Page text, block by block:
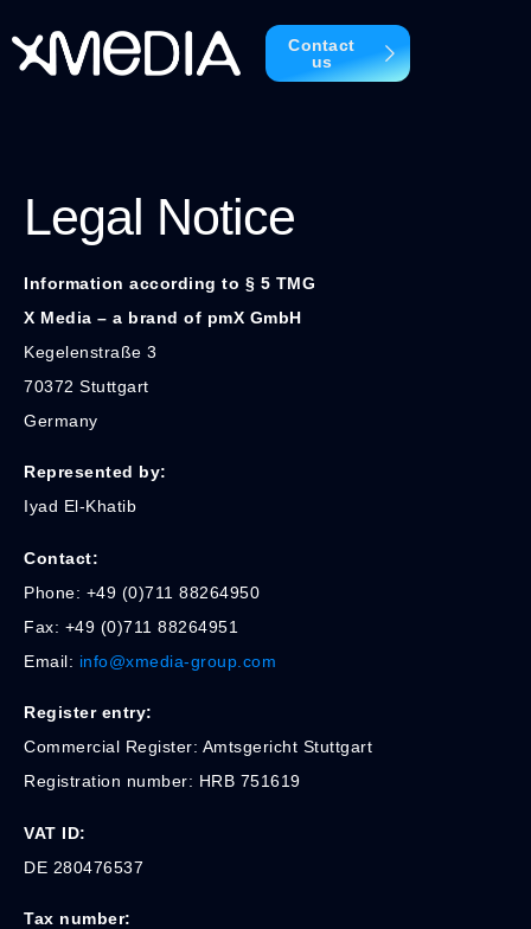
Contact
us
Legal Notice
Information according to § 5 TMG
X Media – a brand of pmX GmbH
Kegelenstraße 3
70372 Stuttgart
Germany
Represented by:
Iyad El-Khatib
Contact:
Phone: +49 (0)711 88264950
Fax: +49 (0)711 88264951
Email: info@xmedia-group. com
Register entry:
Commercial Register: Amtsgericht Stuttgart
Registration number: HRB 751619
VAT ID:
DE 280476537
Tax number: